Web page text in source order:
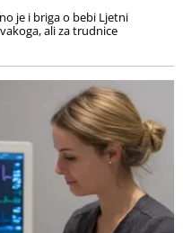
je i briga o bebi Ljetni
ali za trudnice